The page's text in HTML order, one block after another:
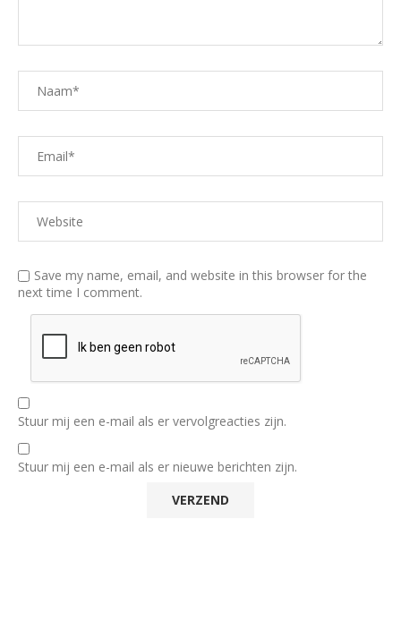
Save my name, email, and website in this browser for the
next time I comment.
Stuur mij een e-mail als er vervolgreacties zijn.
Stuur mij een e-mail als er nieuwe berichten zijn.